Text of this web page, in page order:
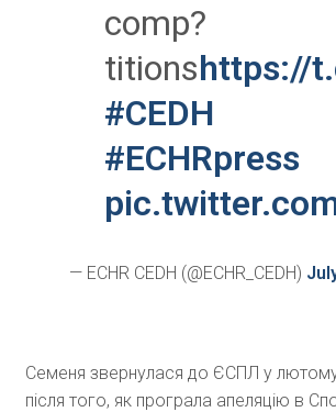
comp?
titionshttps://
#CEDH
#ECHRpress
— ECHR CEDH (@ECHR_CEDH)
Семеня звернулася до ЄСПЛ у
після того, як програла апеляцію в